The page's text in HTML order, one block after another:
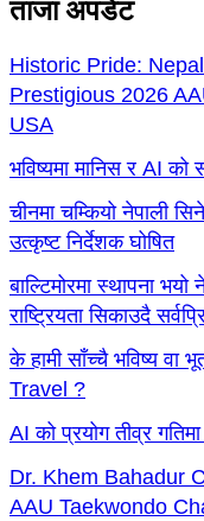
ताजा अपडेट
Historic Pride:
Prestigious 2026
USA
भविष्यमा मानिस र AI
चीनमा चम्कियो नेपाली
उत्कृष्ट निर्देशक घोषित
बाल्टिमोरमा स्थापना
राष्ट्रियता सिकाउदै
के हामी साँच्चै भविष्य वा
Travel ?
AI को प्रयोग तीव्र
Dr. Khem Bahadur
AAU Taekwondo